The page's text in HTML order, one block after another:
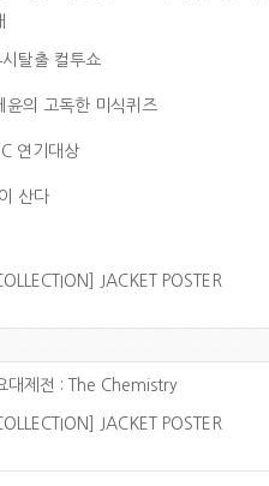
탈출 컬투쇼
윤의 고독한 미식퀴즈
연기대상
산다
JACKET POSTER
대제전 : The Chemistry
JACKET POSTER